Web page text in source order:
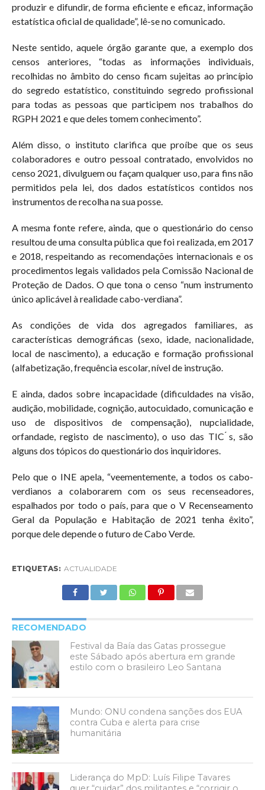
produzir e difundir, de forma eficiente e eficaz, informação
estatística oficial de qualidade”, lê-se no comunicado.
Neste sentido, aquele órgão garante que, a exemplo dos
censos anteriores, “todas as informações individuais,
recolhidas no âmbito do censo ficam sujeitas ao princípio
do segredo estatístico, constituindo segredo profissional
para todas as pessoas que participem nos trabalhos do
RGPH 2021 e que deles tomem conhecimento”.
Além disso, o instituto clarifica que proíbe que os seus
colaboradores e outro pessoal contratado, envolvidos no
censo 2021, divulguem ou façam qualquer uso, para fins não
permitidos pela lei, dos dados estatísticos contidos nos
instrumentos de recolha na sua posse.
A mesma fonte refere, ainda, que o questionário do censo
resultou de uma consulta pública que foi realizada, em 2017
e 2018, respeitando as recomendações internacionais e os
procedimentos legais validados pela Comissão Nacional de
Proteção de Dados. O que tona o censo “num instrumento
único aplicável à realidade cabo-verdiana”.
As condições de vida dos agregados familiares, as
características demográficas (sexo, idade, nacionalidade,
local de nascimento), a educação e formação profissional
(alfabetização, frequência escolar, nível de instrução.
E ainda, dados sobre incapacidade (dificuldades na visão,
audição, mobilidade, cognição, autocuidado, comunicação e
uso de dispositivos de compensação), nupcialidade,
orfandade, registo de nascimento), o uso das TIC ́s, são
alguns dos tópicos do questionário dos inquiridores.
Pelo que o INE apela, “veementemente, a todos os cabo-
verdianos a colaborarem com os seus recenseadores,
espalhados por todo o país, para que o V Recenseamento
Geral da População e Habitação de 2021 tenha êxito”,
porque dele depende o futuro de Cabo Verde.
ETIQUETAS: ACTUALIDADE
RECOMENDADO
Festival da Baía das Gatas prossegue
este Sábado após abertura em grande
estilo com o brasileiro Leo Santana
Mundo: ONU condena sanções dos EUA
contra Cuba e alerta para crise
humanitária
Liderança do MpD: Luís Filipe Tavares